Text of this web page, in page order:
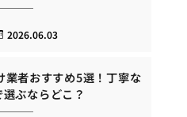
2026.06.03
業者おすすめ5選！丁寧な
ぶならどこ？